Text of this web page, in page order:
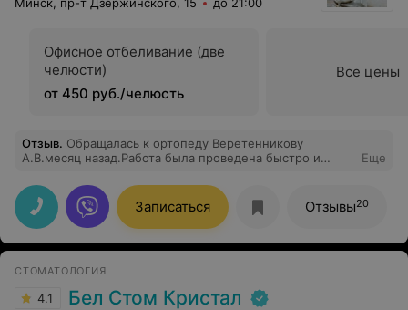
Офисное отбеливание (две
челюсти)
от 450 руб./челюсть
Все цены
Отзыв. Обращалась к ортопеду Веретенникову
А.В.месяц назад.Работа была проведена быстро и
компетентный доктор.Рекомендую.
Еще
Записаться Отзывы20
СТОМАТОЛОГИЯ
4.1 Бел Стом Кристал